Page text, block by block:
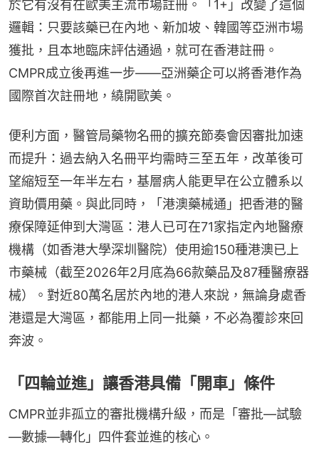
於它有沒有在歐美主流市場註冊。「1+」改變了這個
邏輯：只要該藥已在內地、新加坡、韓國等亞洲市場
獲批，且本地臨床評估通過，就可在香港註冊。
CMPR成立後再進一步——亞洲藥企可以將香港作為
國際首次註冊地，繞開歐美。
便利方面，醫管局藥物名冊的擴充節奏會因審批加速
而提升：過去納入名冊平均需時三至五年，改革後可
望縮短至一年半左右，基層病人能更早在公立體系以
資助價用藥。與此同時，「港澳藥械通」把香港的醫
療保障延伸到大灣區：港人已可在71家指定內地醫療
機構（如香港大學深圳醫院）使用逾150種港澳已上
市藥械（截至2026年2月底為66款藥品及87種醫療器
械）。對近80萬名居於內地的港人來說，無論身處香
港還是大灣區，都能用上同一批藥，不必為覆診來回
奔波。
「四輪並進」讓香港具備「開車」條件
CMPR並非孤立的審批機構升級，而是「審批—試驗
—數據—轉化」四件套並進的核心。